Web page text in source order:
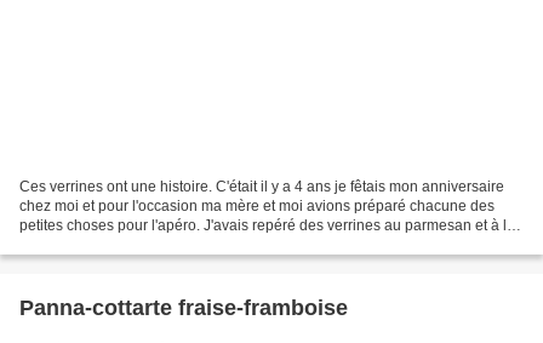
Ces verrines ont une histoire. C'était il y a 4 ans je fêtais mon anniversaire
chez moi et pour l'occasion ma mère et moi avions préparé chacune des
petites choses pour l'apéro. J'avais repéré des verrines au parmesan et à la
Panna-cottarte fraise-framboise